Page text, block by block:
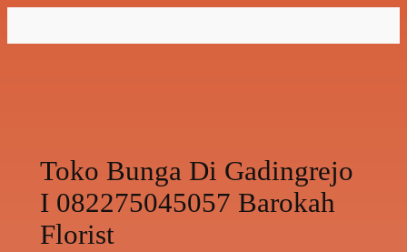
ke
Toko Bunga Di Gadingrejo
I 082275045057 Barokah
Florist